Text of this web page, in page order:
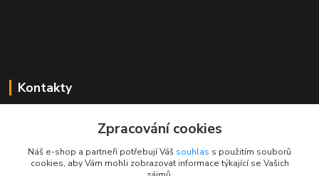
Kontakty
+420 733 530 378
(Po-Pá, 8-15 hod.)
Zpracování cookies
Náš e-shop a partneři potřebují Váš souhlas s použitím souborů
cookies, aby Vám mohli zobrazovat informace týkající se Vašich